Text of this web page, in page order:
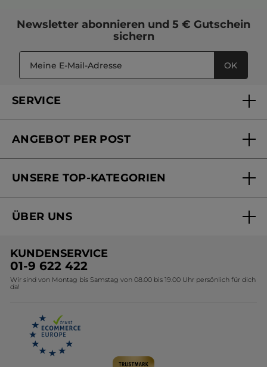
Newsletter abonnieren und 5 € Gutschein
sichern
OK
SERVICE
Mein Konto
Online Preisliste
ANGEBOT PER POST
Versandhandel Preisliste
UNSERE TOP-KATEGORIEN
Black Friday Yves Rocher
Geschenkideen Yves Rocher
Kollektion Monoi Yves Rocher
ÜBER UNS
Umweltstiftung YR
Affiliate Programm
KUNDENSERVICE
01-9 622 422
Wir sind von Montag bis Samstag von 08.00 bis 19.00 Uhr persönlich für dich
da!